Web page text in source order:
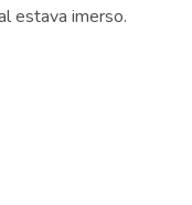
estava imerso.